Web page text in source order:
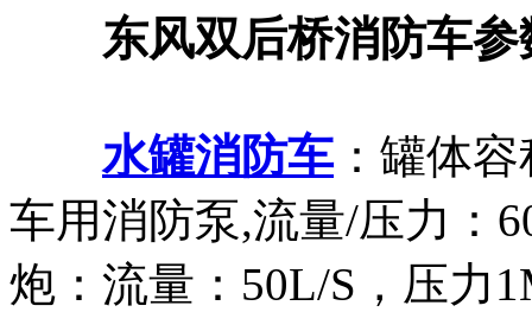
东风双后桥消防车参
水罐消防车：罐体容
车用消防泵,流量/压力：
炮：流量：50L/S，压力